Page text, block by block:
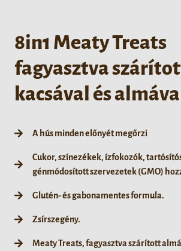
8in1 Meaty Treats
fagyasztva
kacsával és
A hús minden előnyét megőrzi
Cukor, színezékek, ízfokozók,
génmódosított szervezetek (GMO)
Glutén- és gabonamentes formula.
Zsírszegény.
Meaty Treats, fagyasztva szárított